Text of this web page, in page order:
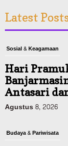
Latest
Sosial & Keagamaan
Hari
Antasari
Agustus 8, 2026
Budaya & Pariwisata